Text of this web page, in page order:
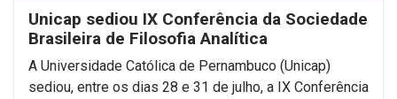
Unicap sediou IX Conferência da Sociedade
Brasileira de Filosofia Analítica
A Universidade Católica de Pernambuco (Unicap)
sediou, entre os dias 28 e 31 de julho, a IX Conferência